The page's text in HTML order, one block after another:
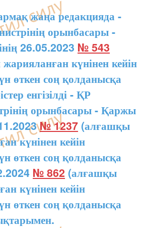
жаңа редакцияда -
орынбасары -
26.05.2023 № 543
күнінен кейін
өткен соң қолданысқа
енгізілді - ҚР
орынбасары - Қаржы
№ 1237 (алғашқы
күнінен кейін
өткен соң қолданысқа
№ 862 (алғашқы
күнінен кейін
өткен соң қолданысқа